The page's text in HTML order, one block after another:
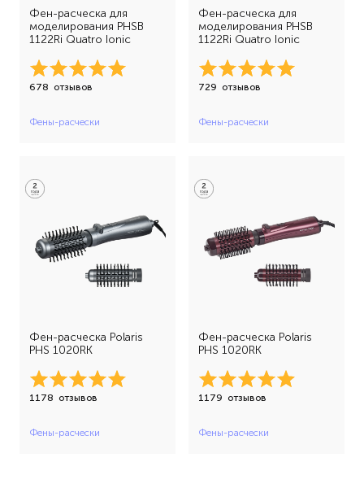
Фен-расческа для
моделирования PHSB
1122Ri Quatro Ionic
678 отзывов
Фены-расчески
Фен-расческа для
моделирования PHSB
1122Ri Quatro Ionic
729 отзывов
Фены-расчески
Фен-расческа Polaris
PHS 1020RK
1178 отзывов
Фены-расчески
Фен-расческа Polaris
PHS 1020RK
1179 отзывов
Фены-расчески